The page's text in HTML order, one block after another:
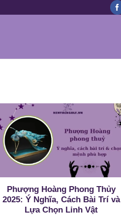
Phượng Hoàng Phong Thủy
2025: Ý Nghĩa, Cách Bài Trí và
Lựa Chọn Linh Vật